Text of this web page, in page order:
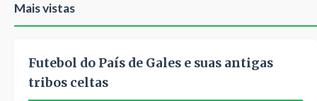
Mais vistas
Futebol do País de Gales e suas antigas
tribos celtas